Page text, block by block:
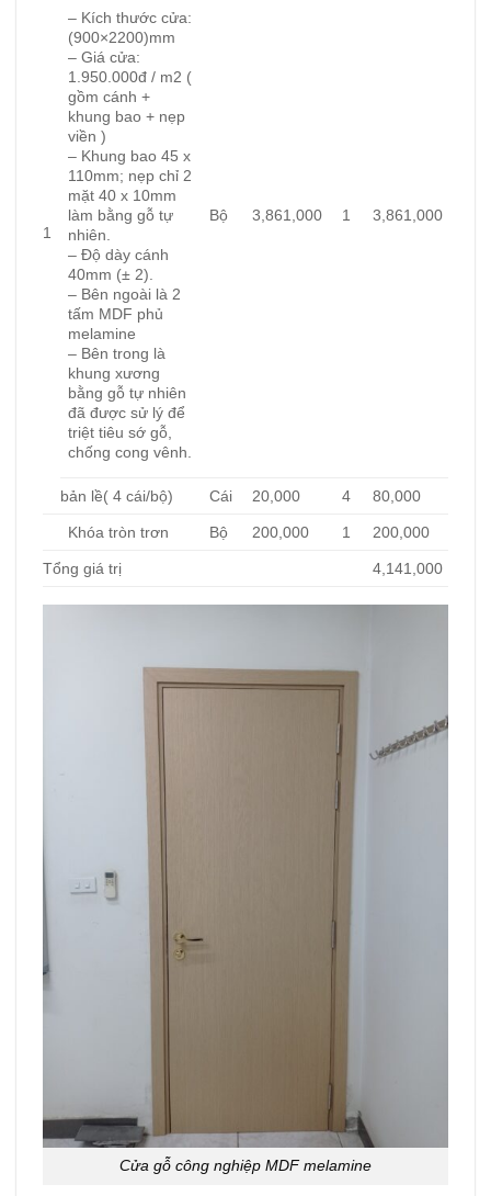
1
– Kích thước cửa:
(900×2200)mm
– Giá cửa:
1.950.000đ / m2 (
gồm cánh +
khung bao + nẹp
viền )
– Khung bao 45 x
110mm; nẹp chỉ 2
mặt 40 x 10mm
làm bằng gỗ tự
nhiên.
– Độ dày cánh
40mm (± 2).
– Bên ngoài là 2
tấm MDF phủ
melamine
– Bên trong là
khung xương
bằng gỗ tự nhiên
đã được sử lý để
triệt tiêu sớ gỗ,
chống cong vênh.
Bộ 3,861,000 1 3,861,000
bản lề( 4 cái/bộ) Cái 20,000 4 80,000
Khóa tròn trơn Bộ 200,000 1 200,000
Tổng giá trị 4,141,000
Cửa gỗ công nghiệp MDF melamine